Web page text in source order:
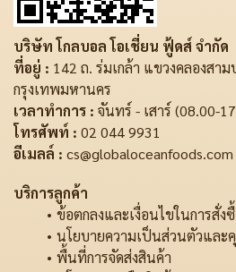
บริษัท โกลบอล โอเชี่ยน ฟู้ดส์ จำกัด
ที่อยู่ : 142 ถ. ร่มเกล้า แขวงคลองสาม
กรุงเทพมหานคร
เวลาทำการ : จันทร์ - เสาร์ (08.00-
โทรศัพท์ : 02 044 9931
อีเมลล์ : cs@globaloceanfoods.com
บริการลูกค้า
ข้อตกลงและเงื่อนไขในการสั่ง
นโยบายความเป็นส่วนตัวและ
พื้นที่การจัดส่งสินค้า